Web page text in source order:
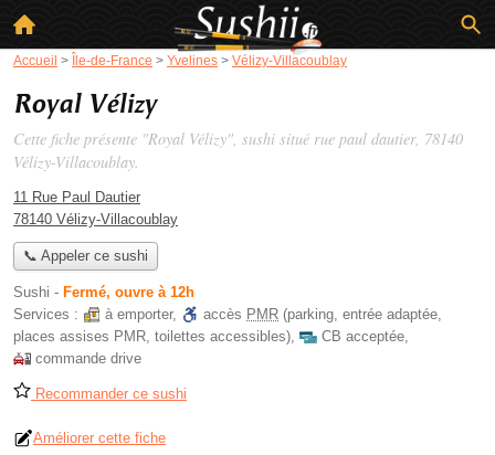
Accueil > Île-de-France > Yvelines > Vélizy-Villacoublay
Royal Vélizy
Cette fiche présente "Royal Vélizy", sushi situé rue paul dautier, 78140
Vélizy-Villacoublay.
11 Rue Paul Dautier
78140 Vélizy-Villacoublay
📞 Appeler ce sushi
Sushi - Fermé, ouvre à 12h
Services :
à emporter, accès PMR (parking, entrée adaptée,
places assises PMR, toilettes accessibles), CB acceptée,
commande drive
Recommander ce sushi
Améliorer cette fiche